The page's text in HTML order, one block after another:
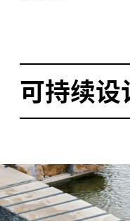
可持续设
生态优先保护：
地生态完整性。
本土材料应用：